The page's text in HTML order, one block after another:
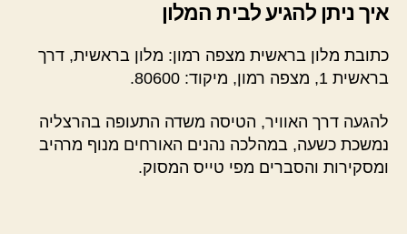
איך ניתן להגיע לבית המלון
כתובת מלון בראשית מצפה רמון: מלון בראשית, דרך
בראשית 1, מצפה רמון, מיקוד: 80600.
להגעה דרך האוויר, הטיסה משדה התעופה בהרצליה
נמשכת כשעה, במהלכה נהנים האורחים מנוף מרהיב
ומסקירות והסברים מפי טייס המסוק.